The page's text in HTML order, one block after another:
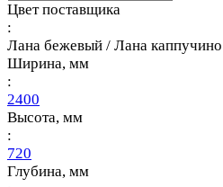
Цвет поставщика
:
Лана бежевый / Лана каппучино
Ширина, мм
:
2400
Высота, мм
:
720
Глубина, мм